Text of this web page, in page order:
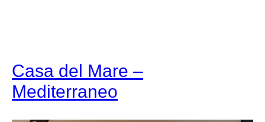
Casa del Mare –
Mediterraneo